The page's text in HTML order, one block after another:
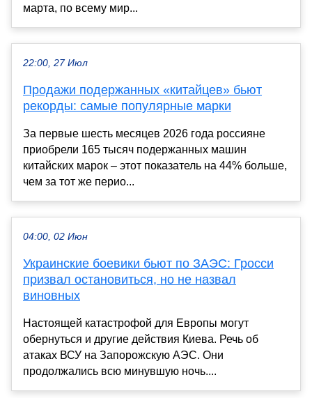
марта, по всему мир...
22:00, 27 Июл
Продажи подержанных «китайцев» бьют
рекорды: самые популярные марки
За первые шесть месяцев 2026 года россияне
приобрели 165 тысяч подержанных машин
китайских марок – этот показатель на 44% больше,
чем за тот же перио...
04:00, 02 Июн
Украинские боевики бьют по ЗАЭС: Гросси
призвал остановиться, но не назвал
виновных
Настоящей катастрофой для Европы могут
обернуться и другие действия Киева. Речь об
атаках ВСУ на Запорожскую АЭС. Они
продолжались всю минувшую ночь....